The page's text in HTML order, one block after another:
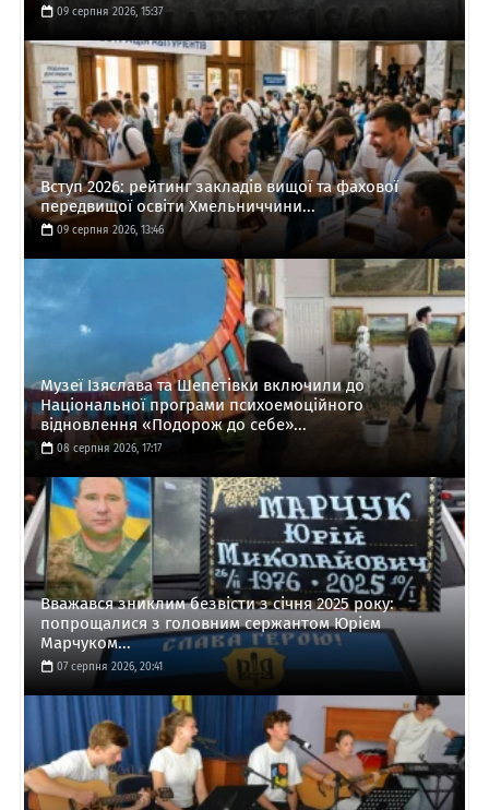
09 серпня 2026, 15:37
Вступ 2026: рейтинг закладів вищої та фахової
передвищої освіти Хмельниччини...
09 серпня 2026, 13:46
Музеї Ізяслава та Шепетівки включили до
Національної програми психоемоційного
відновлення «Подорож до себе»...
08 серпня 2026, 17:17
Вважався зниклим безвісти з січня 2025 року:
попрощалися з головним сержантом Юрієм
Марчуком...
07 серпня 2026, 20:41